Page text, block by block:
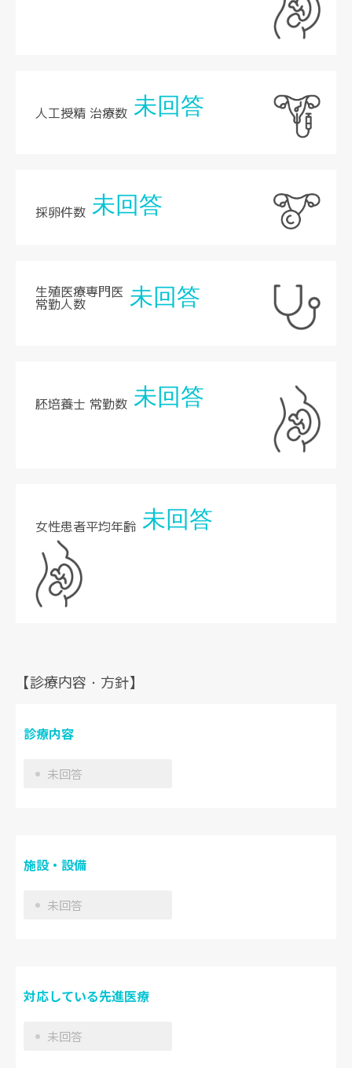
人工授精 治療数 未回答
採卵件数 未回答
生殖医療専門医
常勤人数 未回答
胚培養士 常勤数 未回答
女性患者平均年齢 未回答
【診療内容・方針】
診療内容
未回答
施設・設備
未回答
対応している先進医療
未回答